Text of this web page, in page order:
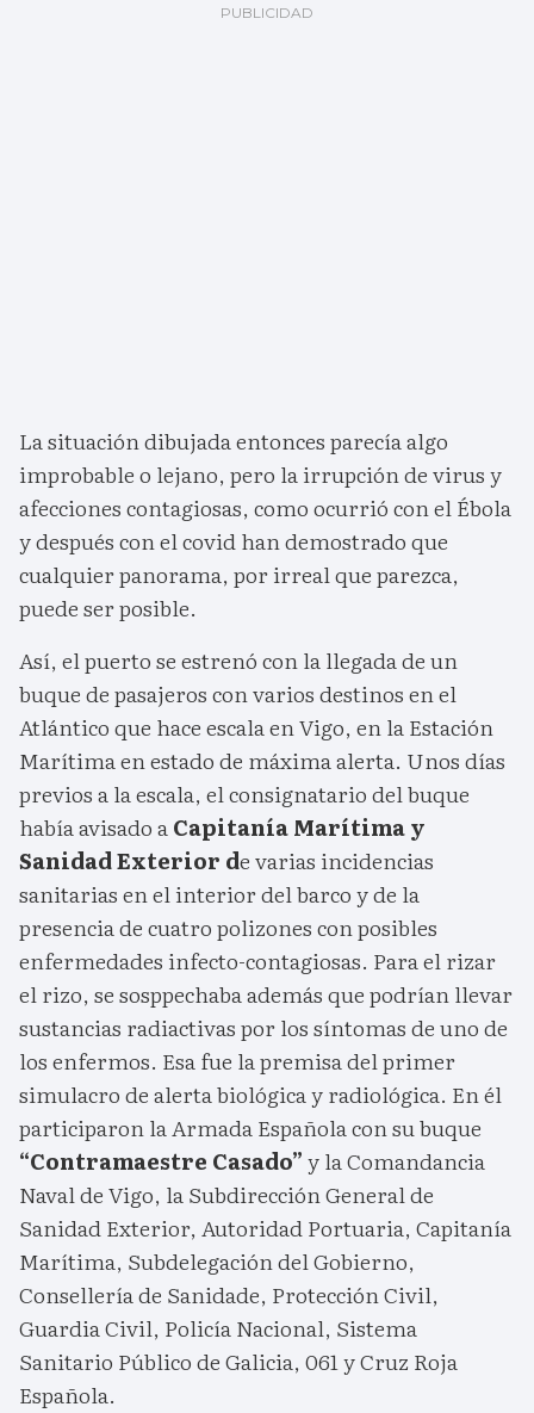
La situación dibujada entonces parecía algo
improbable o lejano, pero la irrupción de virus y
afecciones contagiosas, como ocurrió con el Ébola
y después con el covid han demostrado que
cualquier panorama, por irreal que parezca,
puede ser posible.
Así, el puerto se estrenó con la llegada de un
buque de pasajeros con varios destinos en el
Atlántico que hace escala en Vigo, en la Estación
Marítima en estado de máxima alerta. Unos días
previos a la escala, el consignatario del buque
había avisado aCapitanía Marítima y
Sanidad Exterior de varias incidencias
sanitarias en el interior del barco y de la
presencia de cuatro polizones con posibles
enfermedades infecto-contagiosas. Para el rizar
el rizo, se sosppechaba además que podrían llevar
sustancias radiactivas por los síntomas de uno de
los enfermos. Esa fue la premisa del primer
simulacro de alerta biológica y radiológica. En él
participaron la Armada Española con su buque
“Contramaestre Casado”y la Comandancia
Naval de Vigo, la Subdirección General de
Sanidad Exterior, Autoridad Portuaria, Capitanía
Marítima, Subdelegación del Gobierno,
Consellería de Sanidade, Protección Civil,
Guardia Civil, Policía Nacional, Sistema
Sanitario Público de Galicia, 061 y Cruz Roja
Española.